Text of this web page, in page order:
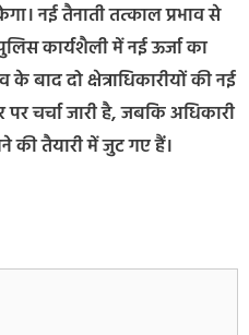
नई तैनाती तत्काल प्रभाव से
कार्यशैली में नई ऊर्जा का
बाद दो क्षेत्राधिकारीयों की नई
चर्चा जारी है, जबकि अधिकारी
की तैयारी में जुट गए हैं।